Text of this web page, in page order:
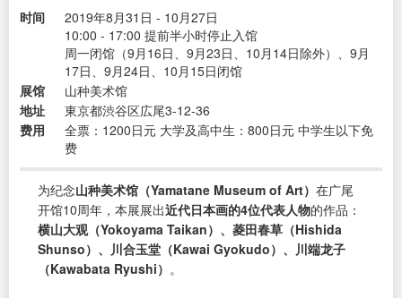
时间
2019年8月31日 - 10月27日
10:00 - 17:00 提前半小时停止入馆
周一闭馆（9月16日、9月23日、10月14日除外）、9月
17日、9月24日、10月15日闭馆
展馆
山种美术馆
地址
東京都渋谷区広尾3-12-36
费用
全票：1200日元 大学及高中生：800日元 中学生以下免
费
为纪念山种美术馆（Yamatane Museum of Art） 在广尾
开馆10周年，本展展出近代日本画的4位代表人物的作品：
横山大观（Yokoyama Taikan）、菱田春草（Hishida
Shunso）、川合玉堂（Kawai Gyokudo）、川端龙子
（Kawabata Ryushi） 。